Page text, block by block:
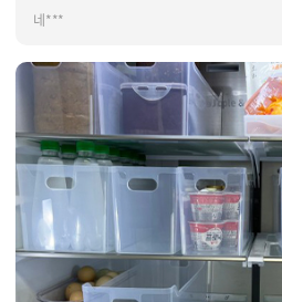
네***